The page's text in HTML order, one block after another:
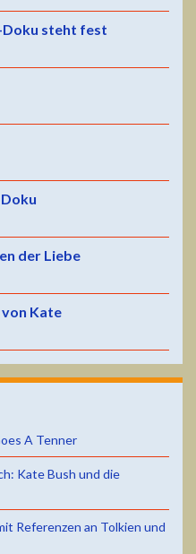
steht fest
der Liebe
Kate
A Tenner
Kate Bush und die
Referenzen an Tolkien und